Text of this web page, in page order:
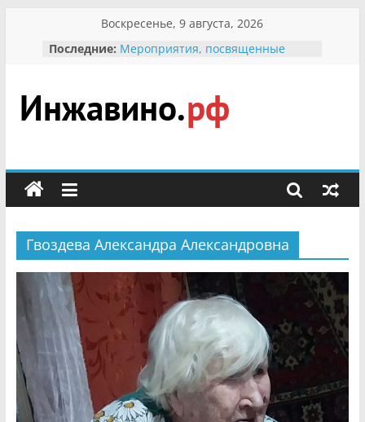
содержимому
Воскресенье, 9 августа, 2026
Последние: Мероприятия, посвященные
гражданин Инжавинского округа»
участнице Великой
Отечественной, фронтовичке
Безопасность в сети Интернет
мероприятии «Сохраним
первоцветы!»
В вольере Воронинского
заповедника родились крапчатые
суслики
Инжавино.рф
сельский
портал
Гвоздева Александра Александровна